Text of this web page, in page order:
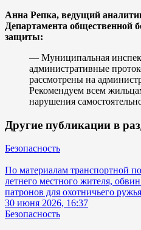
Анна Репка, ведущий
Департамента общественной
защиты:
— Муниципальная
административные
рассмотрены на
Рекомендуем всем
нарушения
Другие публикации в
Безопасность
По материалам транспортной
летнего местного жителя,
патронов для охотничьего ружья
30 июня 2026, 16:37
Безопасность